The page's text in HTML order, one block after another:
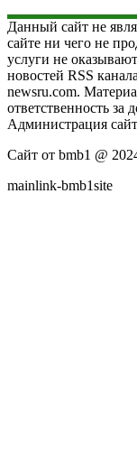
Данный сайт не
сайте ни чего не
услуги не
новостей RSS
newsru.com.
ответственность за
Администрация
Сайт от bmb1 @
mainlink-bmb1site